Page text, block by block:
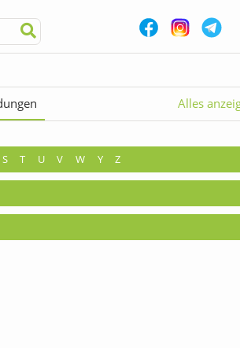
Alles
S T U V W Y Z